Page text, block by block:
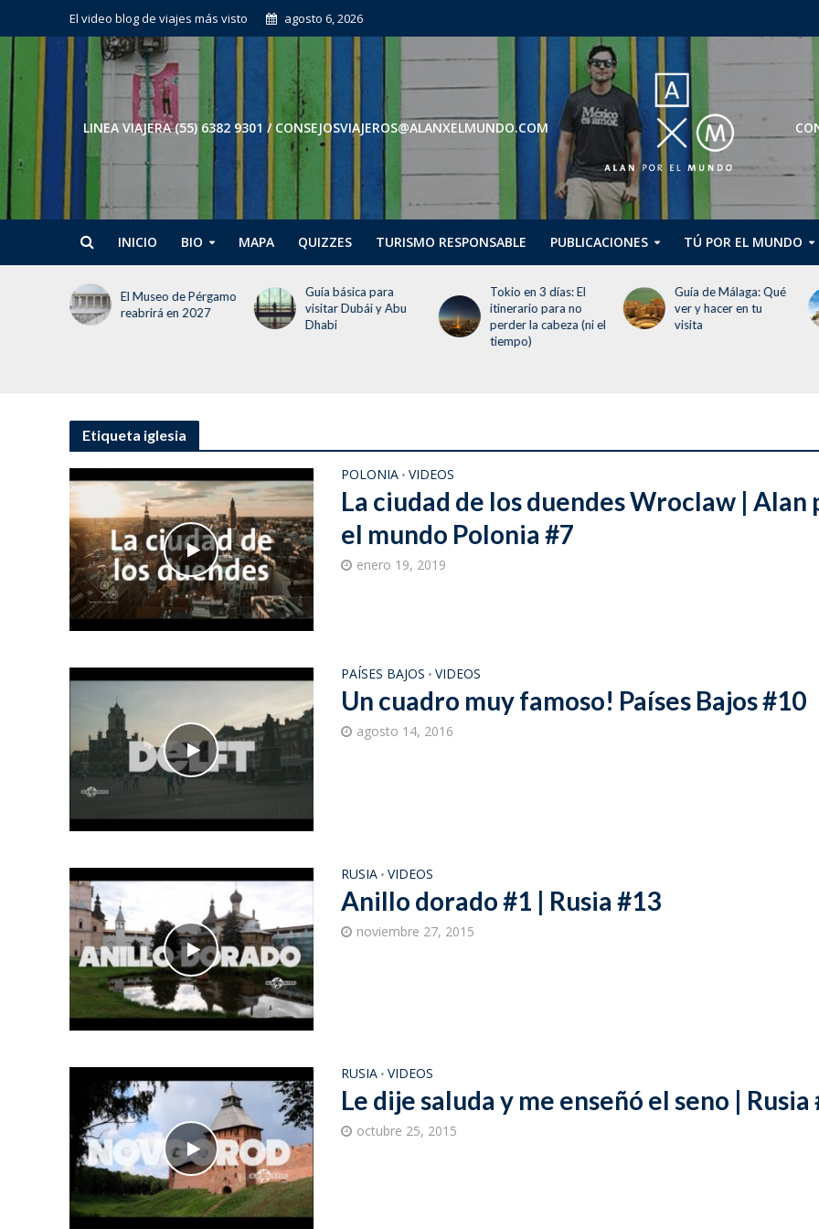
El video blog de viajes más visto agosto 6, 2026
LINEA VIAJERA (55) 6382 9301 / CONSEJOSVIAJEROS@ALANXELMUNDO.COM
INICIO BIO MAPA QUIZZES TURISMO RESPONSABLE PUBLICACIONES TÚ POR EL MUNDO
El Museo de Pérgamo
reabrirá en 2027
Guía básica para
visitar Dubái y Abu
Dhabi
Tokio en 3 días: El
itinerario para no
perder la cabeza (ni el
tiempo)
Guía de Málaga: Qué
ver y hacer en tu
visita
Etiqueta iglesia
POLONIA • VIDEOS
La ciudad de los duendes Wroclaw | Alan
el mundo Polonia #7
enero 19, 2019
PAÍSES BAJOS • VIDEOS
Un cuadro muy famoso! Países Bajos #10
agosto 14, 2016
RUSIA • VIDEOS
Anillo dorado #1 | Rusia #13
noviembre 27, 2015
RUSIA • VIDEOS
Le dije saluda y me enseñó el seno | Rusia
octubre 25, 2015